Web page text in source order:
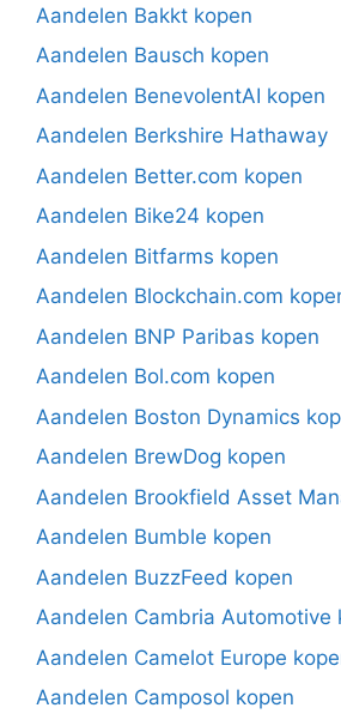
Aandelen Bakkt kopen
Aandelen Bausch kopen
Aandelen BenevolentAI kopen
Aandelen Berkshire Hathaway
Aandelen Better.com kopen
Aandelen Bike24 kopen
Aandelen Bitfarms kopen
Aandelen Blockchain.com
Aandelen BNP Paribas kopen
Aandelen Bol.com kopen
Aandelen Boston Dynamics
Aandelen BrewDog kopen
Aandelen Brookfield Asset
Aandelen Bumble kopen
Aandelen BuzzFeed kopen
Aandelen Cambria Automotive
Aandelen Camelot Europe
Aandelen Camposol kopen